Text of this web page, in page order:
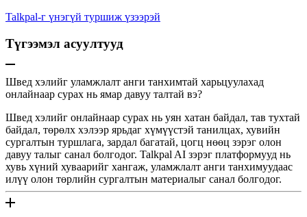
Talkpal-г үнэгүй туршиж үзээрэй
Түгээмэл асуултууд
Швед хэлийг уламжлалт анги танхимтай харьцуулахад
онлайнаар сурах нь ямар давуу талтай вэ?
Швед хэлийг онлайнаар сурах нь уян хатан байдал, тав тухтай
байдал, төрөлх хэлээр ярьдаг хүмүүстэй танилцах, хувийн
сургалтын туршлага, зардал багатай, цогц нөөц зэрэг олон
давуу талыг санал болгодог. Talkpal AI зэрэг платформууд нь
хувь хүний ​​хуваарийг хангаж, уламжлалт анги танхимуудаас
илүү олон төрлийн сургалтын материалыг санал болгодог.